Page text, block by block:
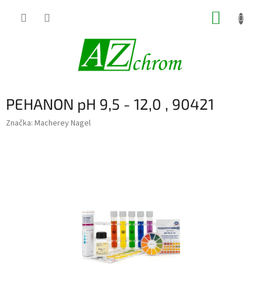
PEHANON pH 9,5 - 12,0 , 90421
Značka: Macherey Nagel